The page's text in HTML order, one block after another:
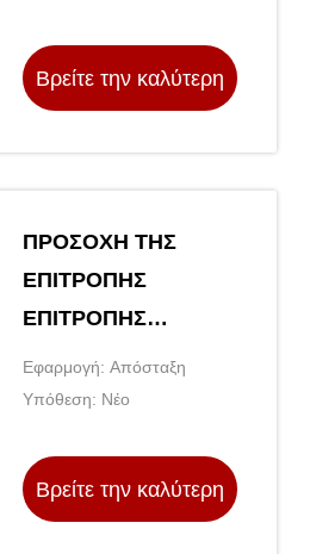
εύρος θερμοκρασίας
20-200 °C
Βρείτε την καλύτερη
ΠΡΟΣΟΧΗ ΤΗΣ
ΕΠΙΤΡΟΠΗΣ
ΕΠΙΤΡΟΠΗΣ
ΕΠΙΤΡΟΠΗΣ
ΕΠΙΤΡΟΠΗΣ
Εφαρμογή: Απόσταξη
Υπόθεση: Νέο
Βρείτε την καλύτερη